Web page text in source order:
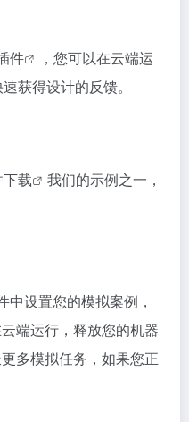
件
，您可以在云端运
获得设计的反馈。
下载 我们的示例之一，
设置您的模拟案例，
端运行，释放您的机器
多模拟任务，如果您正